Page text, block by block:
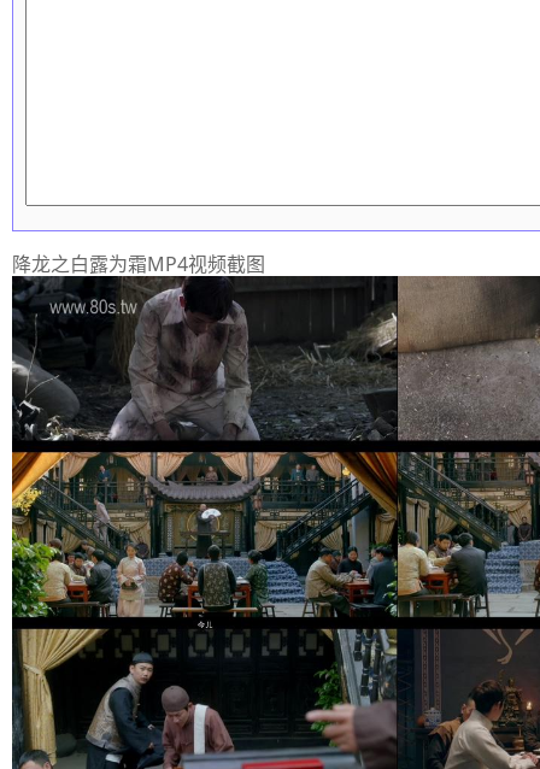
降龙之白露为霜MP4视频截图